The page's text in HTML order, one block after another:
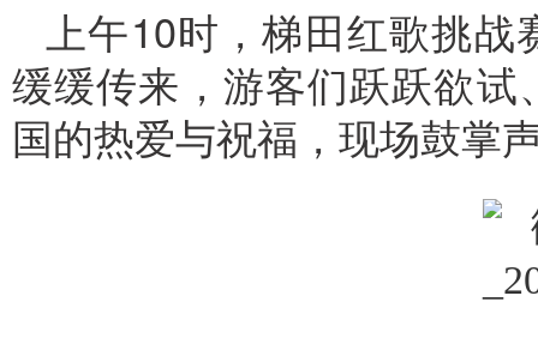
上午10时，梯田红歌挑战
缓缓传来，游客们跃跃欲
国的热爱与祝福，现场鼓掌